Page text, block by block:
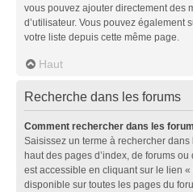
vous pouvez ajouter directement des
d’utilisateur. Vous pouvez également
votre liste depuis cette même page.
Haut
Recherche dans les forums
Comment rechercher dans les
Saisissez un terme à rechercher
haut des pages d’index, de forums
est accessible en cliquant sur le lien
disponible sur toutes les pages du